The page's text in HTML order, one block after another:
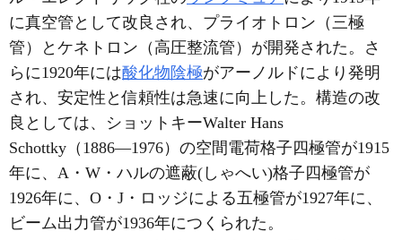
に真空管として改良され、プライオトロン（三極
管）とケネトロン（高圧整流管）が開発された。さ
らに1920年には酸化物陰極がアーノルドにより発明
され、安定性と信頼性は急速に向上した。構造の改
良としては、ショットキーWalter Hans
Schottky（1886―1976）の空間電荷格子四極管が1915
年に、A・W・ハルの遮蔽(しゃへい)格子四極管が
1926年に、O・J・ロッジによる五極管が1927年に、
ビーム出力管が1936年につくられた。